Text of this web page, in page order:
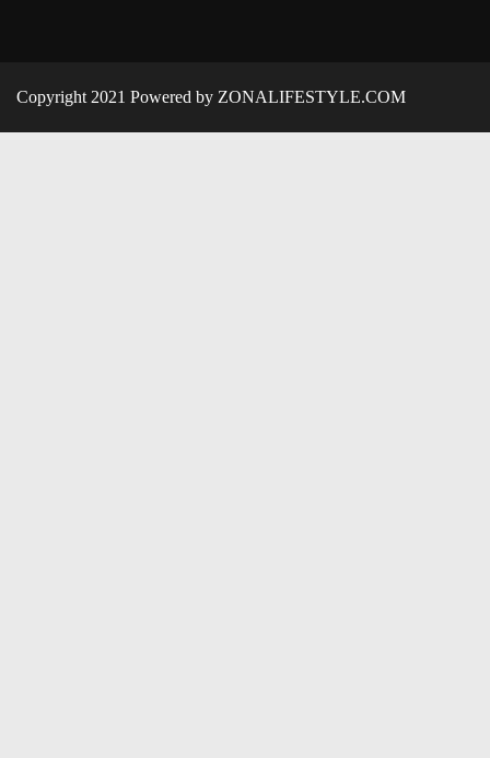
Copyright 2021 Powered by ZONALIFESTYLE.COM